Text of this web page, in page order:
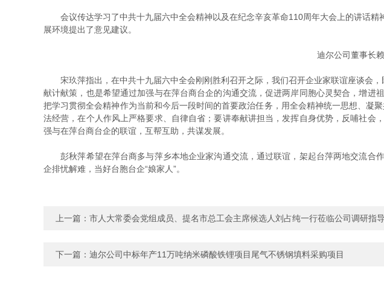
会议传达学习了中共十九届六中全会精神以及在纪念辛亥革命110周年大会上的讲话精
展环境提出了意见建议。
迪尔公司董事长
宋玖萍指出，在中共十九届六中全会刚刚胜利召开之际，我们召开企业家联谊座谈会，
献计献策，也是希望通过加强与在萍台商台企的沟通交流，促进两岸同胞心灵契合，增进
把学习贯彻全会精神作为当前和今后一段时间的首要政治任务，用全会精神统一思想、凝
法经营，在个人作风上严格要求、自律自省；要讲奉献讲担当，发挥自身优势，反哺社
强与在萍台商台企的联谊，互帮互助，共谋发展。
彭秋萍希望在萍台商多与萍乡本地企业家沟通交流，通过联谊，架起台萍两地交流合
企排忧解难，当好台胞台企“娘家人”。
上一篇： 市人大常委会党组成员、提名市总工会主席候选人刘占纯一行莅临公司调研指导
下一篇： 迪尔公司中标年产11万吨纳米磷酸铁锂项目尾气不锈钢填料采购项目